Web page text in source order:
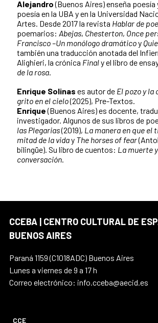
Alejandro(Buenos Aires) enseña
poesía en la UBA y en la Universidad
Artes. Desde 2017 la revista Hablar de
poemarios: Abejas, Chesterton, Once
Francisco –Un monólogo dramáticoy
también una traducción anotada del
Alighieri, la crónica Finaly el libro de
de la rosa.
Enrique Solinas es autor de El pozo y la
grito en el cielo(2025), Pre-Textos.
Enrique(Buenos Aires) es docente,
investigador. Algunos de sus libros de
las Plegarias(2019), La manera en que el
mitad de la viday The horses of fear
bilingüe). Su libro de cuentos: La muerte
conversación.
CCEBA | CENTRO CULTURAL DE
BUENOS AIRES
Paraná 1159 (C1018ADC) Buenos Aires
Lunes a viernes de 9 a 17 h
Correo electrónico: info.cceba@aecid.es
CCE